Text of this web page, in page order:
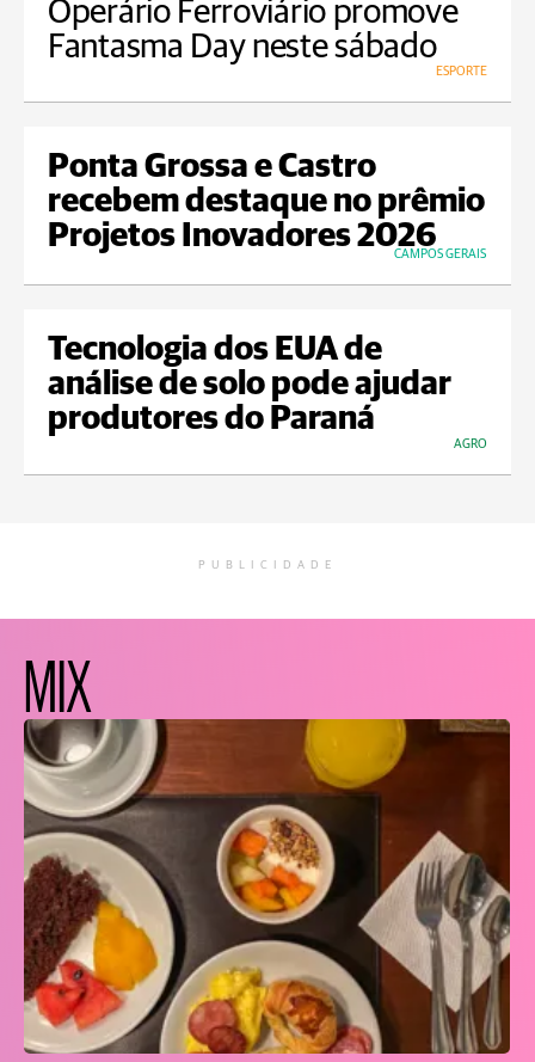
Operário Ferroviário promove
Fantasma Day neste sábado
ESPORTE
Ponta Grossa e Castro
recebem destaque no prêmio
Projetos Inovadores 2026
CAMPOS GERAIS
Tecnologia dos EUA de
análise de solo pode ajudar
produtores do Paraná
AGRO
PUBLICIDADE
MIX